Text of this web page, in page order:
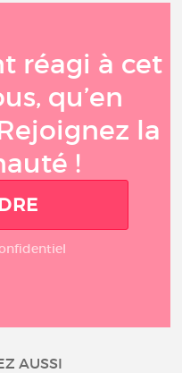
réagi à cet
qu’en
la
!
AUSSI